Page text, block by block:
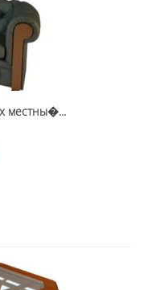
местны�...